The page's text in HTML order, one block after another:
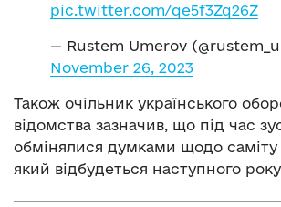
pic.twitter.com/qe5f3Zq26Z
— Rustem Umerov
November 26, 2023
Також очільник українського
відомства зазначив, що під час
обмінялися думками щодо
який відбудеться наступного